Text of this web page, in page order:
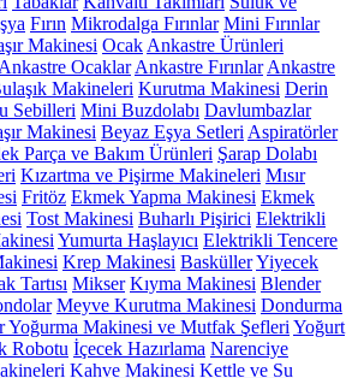
Fırın Mikrodalga Fırınlar Mini Fırınlar
Makinesi Ocak Ankastre Ürünleri
Ankastre Ocaklar Ankastre Fırınlar Ankastre
Makineleri Kurutma Makinesi Derin
Sebilleri Mini Buzdolabı Davlumbazlar
Makinesi Beyaz Eşya Setleri Aspiratörler
Parça ve Bakım Ürünleri Şarap Dolabı
Kızartma ve Pişirme Makineleri Mısır
Fritöz Ekmek Yapma Makinesi Ekmek
Tost Makinesi Buharlı Pişirici Elektrikli
Yumurta Haşlayıcı Elektrikli Tencere
Krep Makinesi BasküllerYiyecek
Tartısı Mikser Kıyma Makinesi Blender
Meyve Kurutma Makinesi Dondurma
Yoğurma Makinesi ve Mutfak Şefleri Yoğurt
Robotu İçecek Hazırlama Narenciye
Kahve Makinesi Kettle ve Su